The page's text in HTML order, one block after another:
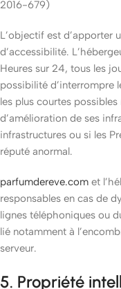
2016-679)
L’objectif est d’apporter
d’accessibilité.
Heures sur 24, tous les
possibilité d’interrompre
les plus courtes
d’amélioration de ses
infrastructures ou si les
réputé anormal.
parfumdereve.com et
responsables en cas de
lignes téléphoniques ou
lié notamment à
serveur.
5. Propriété